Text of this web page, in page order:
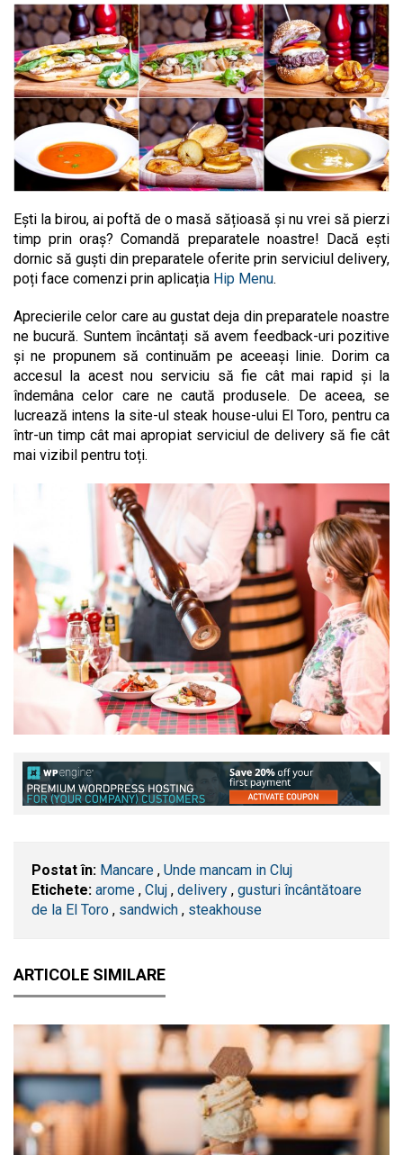
Ești la birou, ai poftă de o masă sățioasă și nu vrei să pierzi
timp prin oraș? Comandă preparatele noastre! Dacă ești
dornic să guști din preparatele oferite prin serviciul delivery,
poți face comenzi prin aplicația Hip Menu.
Aprecierile celor care au gustat deja din preparatele noastre
ne bucură. Suntem încântați să avem feedback-uri pozitive
și ne propunem să continuăm pe aceeași linie. Dorim ca
accesul la acest nou serviciu să fie cât mai rapid și la
îndemâna celor care ne caută produsele. De aceea, se
lucrează intens la site-ul steak house-ului El Toro, pentru ca
într-un timp cât mai apropiat serviciul de delivery să fie cât
mai vizibil pentru toți.
Postat în: Mancare , Unde mancam in Cluj
Etichete: arome , ​Cluj , delivery , gusturi încântătoare
de la El Toro , sandwich , steakhouse
ARTICOLE SIMILARE